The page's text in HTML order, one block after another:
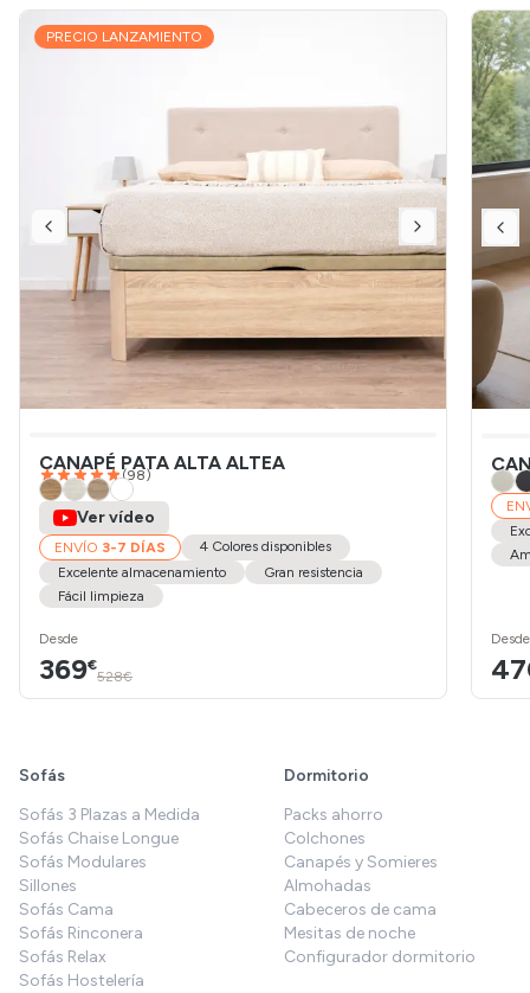
PRECIO LANZAMIENTO
CANAPÉ PATA ALTA ALTEA
(98)
Ver vídeo
ENVÍO 3-7 DÍAS
4 Colores disponibles
Excelente almacenamiento
Gran resistencia
Fácil limpieza
Desde
369€
528€
Desde
Sofás
Sofás 3 Plazas a Medida
Sofás Chaise Longue
Sofás Modulares
Sillones
Sofás Cama
Sofás Rinconera
Sofás Relax
Sofás Hostelería
Dormitorio
Packs ahorro
Colchones
Canapés y Somieres
Almohadas
Cabeceros de cama
Mesitas de noche
Configurador dormitorio